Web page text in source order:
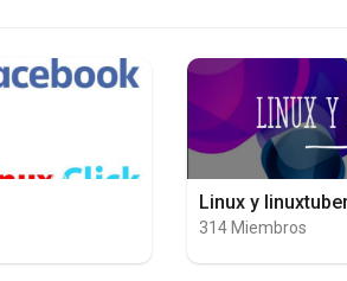
Linux y
314 Miembros